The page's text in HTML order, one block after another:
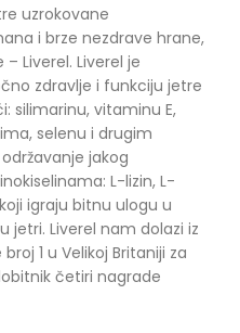
uzrokovane
i brze nezdrave hrane,
Liverel. Liverel je
zdravlje i funkciju jetre
silimarinu, vitaminu E,
selenu i drugim
jakog
L-lizin, L-
igraju bitnu ulogu u
jetri. Liverel nam dolazi iz
1 u Velikoj Britaniji za
četiri nagrade